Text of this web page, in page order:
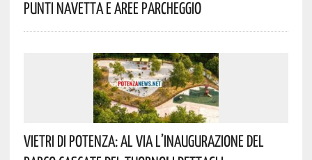
Punti Navetta E Aree Parcheggio
Vietri Di Potenza: Al Via L’inaugurazione Del